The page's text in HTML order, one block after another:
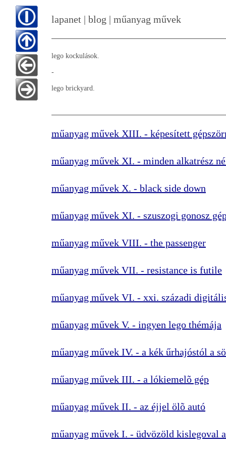
lapanet | blog | műanyag művek
lego kockulások.
-
lego brickyard.
műanyag művek XIII. - képesített
műanyag művek XI. - minden alkatrész
műanyag művek X. - black side down
műanyag művek XI. - szuszogi gonosz
műanyag művek VIII. - the passenger
műanyag művek VII. - resistance is futile
műanyag művek VI. - xxi. századi
műanyag művek V. - ingyen lego thémája
műanyag művek IV. - a kék űrhajóstól a
műanyag művek III. - a lókiemelõ gép
műanyag művek II. - az éjjel ölõ autó
műanyag művek I. - üdvözöld kislegoval